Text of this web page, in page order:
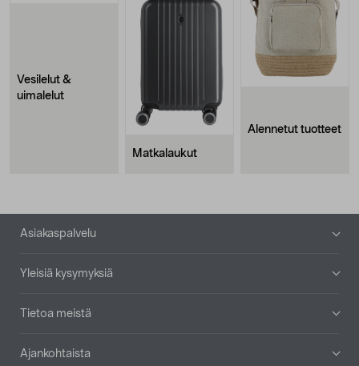
Vesilelut &
uimalelut
Matkalaukut
Alennetut tuotteet
Alatunniste
Asiakaspalvelu
Yleisiä kysymyksiä
Tietoa meistä
Ajankohtaista